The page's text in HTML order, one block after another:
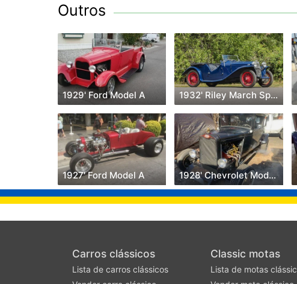
Outros
1929' Ford Model A 1932' Riley March Special
1927' Ford Model A 1928' Chevrolet Model AB
Carros clássicos
Lista de carros clássicos
Classic motas
Lista de motas